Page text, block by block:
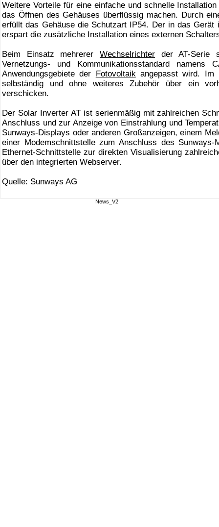
Weitere Vorteile für eine einfache und schnelle
das Öffnen des Gehäuses überflüssig machen. Durch
erfüllt das Gehäuse die Schutzart IP54. Der in das Gerät
erspart die zusätzliche Installation eines externen
Beim Einsatz mehrerer Wechselrichter der AT-Serie
Vernetzungs- und Kommunikationsstandard
Anwendungsgebiete der Fotovoltaikangepasst wird. Im
selbständig und ohne weiteres Zubehör über ein
verschicken.
Der Solar Inverter AT ist serienmäßig mit zahlreichen
Anschluss und zur Anzeige von Einstrahlung und
Sunways-Displays oder anderen Großanzeigen, einem
einer Modemschnittstelle zum Anschluss des
Ethernet-Schnittstelle zur direkten Visualisierung
über den integrierten Webserver.
Quelle: Sunways AG
News_V2